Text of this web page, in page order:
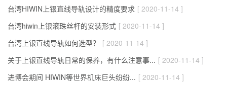
台湾HIWIN上银直线导轨设计的精度要求 [ 2020-11-14 ]
台湾hiwin上银滚珠丝杆的安装形式 [ 2020-11-14 ]
台湾上银直线导轨如何选型？
[ 2020-11-14 ]
关于上银直线导轨日常的保养，有什么注意事... [ 2020-11-14 ]
进博会期间 HIWIN等世界机床巨头纷纷... [ 2020-11-14 ]